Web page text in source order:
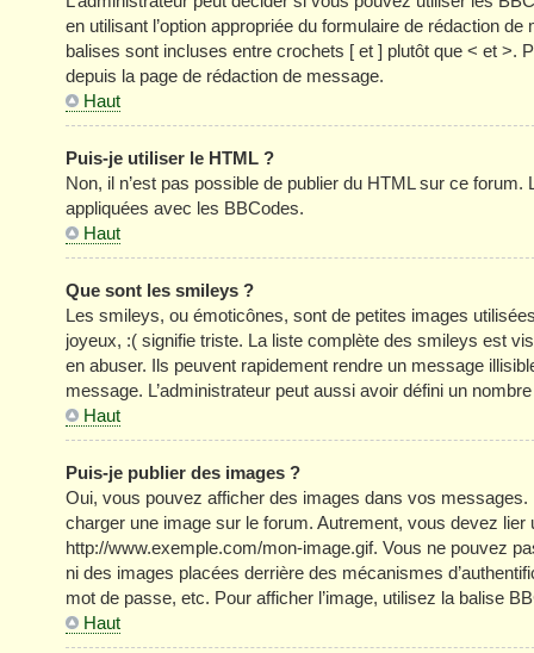
en utilisant l’option appropriée du formulaire de rédaction
balises sont incluses entre crochets [ et ] plutôt que < et >.
depuis la page de rédaction de message.
Haut
Puis-je utiliser le HTML ?
Non, il n’est pas possible de publier du HTML sur ce
appliquées avec les BBCodes.
Haut
Que sont les smileys ?
Les smileys, ou émoticônes, sont de petites images
joyeux, :( signifie triste. La liste complète des smileys est
en abuser. Ils peuvent rapidement rendre un message
message. L’administrateur peut aussi avoir défini un
Haut
Puis-je publier des images ?
Oui, vous pouvez afficher des images dans vos
charger une image sur le forum. Autrement, vous devez
http://www.exemple.com/mon-image.gif. Vous ne pouvez
ni des images placées derrière des mécanismes
mot de passe, etc. Pour afficher l’image, utilisez la balise
Haut